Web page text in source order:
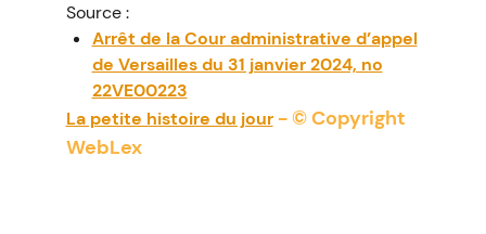
Source :
Arrêt de la Cour administrative d’appel
de Versailles du 31 janvier 2024, no
22VE00223
La petite histoire du jour- © Copyright
WebLex